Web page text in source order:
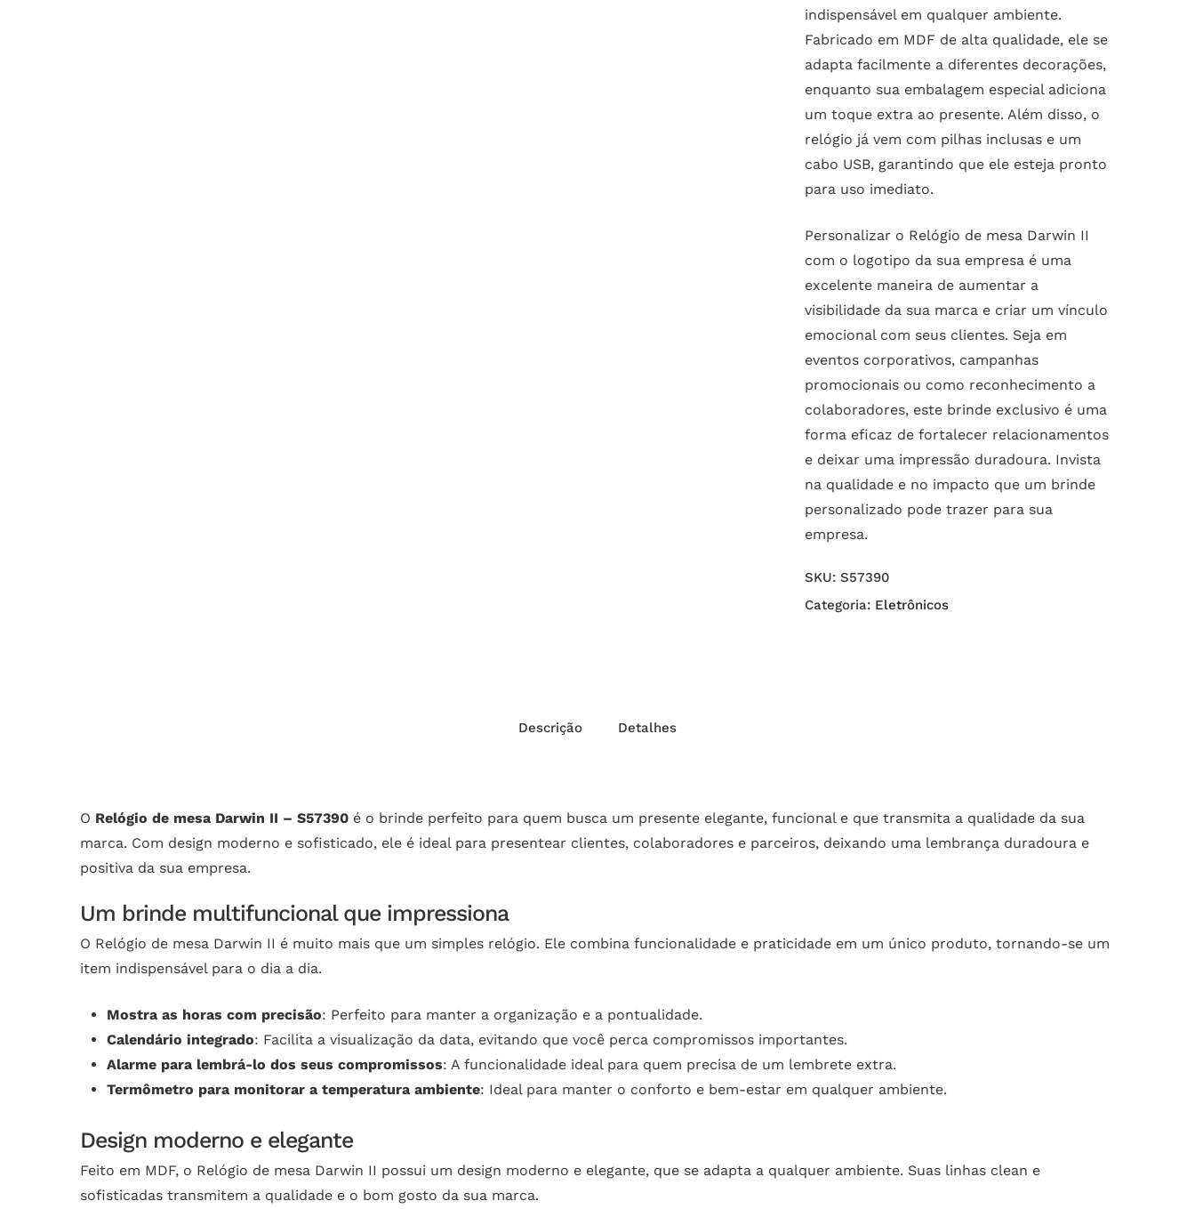
indispensável em qualquer ambiente.
Fabricado em MDF de alta qualidade, ele se
adapta facilmente a diferentes decorações,
enquanto sua embalagem especial adiciona
um toque extra ao presente. Além disso, o
relógio já vem com pilhas inclusas e um
cabo USB, garantindo que ele esteja pronto
para uso imediato.
Personalizar o Relógio de mesa Darwin II
com o logotipo da sua empresa é uma
excelente maneira de aumentar a
visibilidade da sua marca e criar um vínculo
emocional com seus clientes. Seja em
eventos corporativos, campanhas
promocionais ou como reconhecimento a
colaboradores, este brinde exclusivo é uma
forma eficaz de fortalecer relacionamentos
e deixar uma impressão duradoura. Invista
na qualidade e no impacto que um brinde
personalizado pode trazer para sua
empresa.
SKU: S57390
Categoria: Eletrônicos
Descrição Detalhes
O Relógio de mesa Darwin II – S57390 é o brinde perfeito para quem busca um presente elegante, funcional e que transmita a qualidade da sua
marca. Com design moderno e sofisticado, ele é ideal para presentear clientes, colaboradores e parceiros, deixando uma lembrança duradoura e
positiva da sua empresa.
Um brinde multifuncional que impressiona
O Relógio de mesa Darwin II é muito mais que um simples relógio. Ele combina funcionalidade e praticidade em um único produto, tornando-se um
item indispensável para o dia a dia.
Mostra as horas com precisão: Perfeito para manter a organização e a pontualidade.
Calendário integrado: Facilita a visualização da data, evitando que você perca compromissos importantes.
Alarme para lembrá-lo dos seus compromissos: A funcionalidade ideal para quem precisa de um lembrete extra.
Termômetro para monitorar a temperatura ambiente: Ideal para manter o conforto e bem-estar em qualquer ambiente.
Design moderno e elegante
Feito em MDF, o Relógio de mesa Darwin II possui um design moderno e elegante, que se adapta a qualquer ambiente. Suas linhas clean e
sofisticadas transmitem a qualidade e o bom gosto da sua marca.